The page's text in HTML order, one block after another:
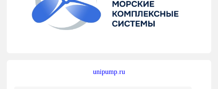
unipump.ru